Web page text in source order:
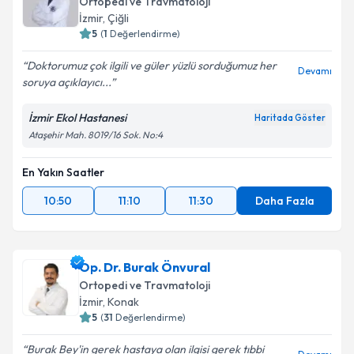
E-posta Adresiniz
Kişisel verilerimin işlenmesine ilişkin
kapsamda işlenmesini kabul ediyorum.
İzmir, Çiğli
5 (1 Değerlendirme)
Doktorumuz çok ilgili ve güler yüzlü sorduğumuz her
soruya açıklayıcı...
Devamı
İzmir Ekol Hastanesi Haritada Göster
Ataşehir Mah. 8019/16 Sok. No:4
En Yakın Saatler
10:50
11:10 11:30 Daha Fazla
Op. Dr. Burak Önvural
Ortopedi ve Travmatoloji
İzmir, Konak
5 (31 Değerlendirme)
Burak Bey'in gerek hastaya olan ilgisi gerek tıbbi